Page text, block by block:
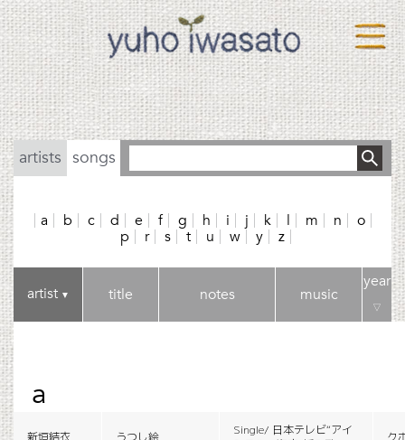
artists songs
a b c d e f g h i j k l m n
o
p
r s t u w y z
artist▼ title notes music
year
▽
a
新垣結衣 うつし絵
Single/ 日本テレビ“アイ
ク